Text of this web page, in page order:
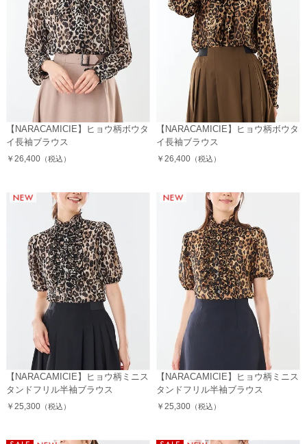
【NARACAMICIE】ヒョウ柄ボウタ
イ長袖ブラウス
￥26,400（税込）
【NARACAMICIE】ヒョウ柄ボウタ
イ長袖ブラウス
￥26,400 （税込）
【NARACAMICIE】ヒョウ柄ミニス
タンドフリル半袖ブラウス
￥25,300（税込）
【NARACAMICIE】ヒョウ柄ミニス
タンドフリル半袖ブラウス
￥25,300 （税込）